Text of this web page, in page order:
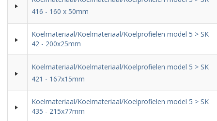
416 - 160 x 50mm
Koelmateriaal/Koelmateriaal/Koelprofielen model 5 > SK
42 - 200x25mm
Koelmateriaal/Koelmateriaal/Koelprofielen model 5 > SK
421 - 167x15mm
Koelmateriaal/Koelmateriaal/Koelprofielen model 5 > SK
435 - 215x77mm